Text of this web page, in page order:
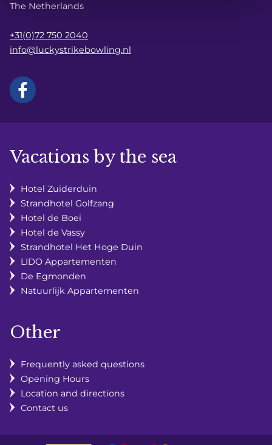
The Netherlands
+31(0)72 750 2040
info@luckystrikebowling.nl
Vacations by the sea
Hotel Zuiderduin
Strandhotel Golfzang
Hotel de Boei
Hotel de Vassy
Strandhotel Het Hoge Duin
LIDO Appartementen
De Egmonden
Natuurlijk Appartementen
Other
Frequently asked questions
Opening Hours
Location and directions
Contact us